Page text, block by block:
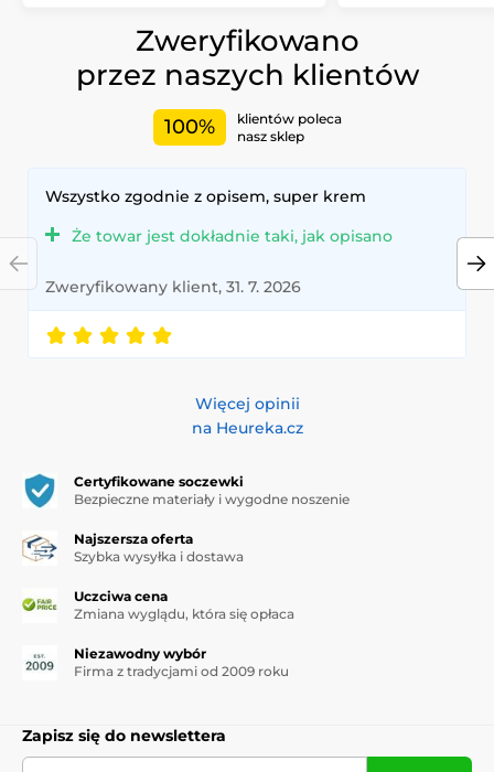
Zweryfikowano
przez naszych klientów
100%
klientów poleca
nasz sklep
Wszystko zgodnie z opisem, super krem
Że towar jest dokładnie taki, jak opisano
Zweryfikowany klient, 31. 7. 2026
Więcej opinii
na Heureka.cz
Certyfikowane soczewki
Bezpieczne materiały i wygodne noszenie
Najszersza oferta
Szybka wysyłka i dostawa
Uczciwa cena
Zmiana wyglądu, która się opłaca
Niezawodny wybór
Firma z tradycjami od 2009 roku
Zapisz się do newslettera